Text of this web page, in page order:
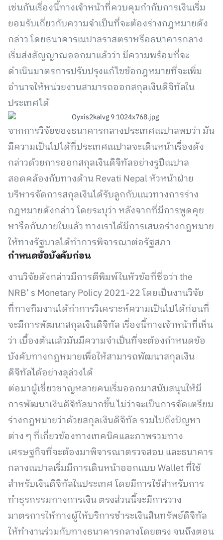
เช่นกันเรื่องนี้ทางเจ้าหน้าที่ควบคุมกำกับการเงินเริ่ม
ยอมรับเกี่ยวกับความจำเป็นที่จะต้องร่างกฎหมายดัง
กล่าว โดยธนาคารเนปาลราสตราหรือธนาคารกลาง
เริ่มส่งสัญญาณออกมาแล้วว่า มีความพร้อมที่จะ
ดำเนินมาตรการปรับปรุงแก้ไขข้อกฎหมายที่จะเพิ่ม
อำนาจให้หน่วยงานสามารถออกสกุลเงินดิจิทัลใน
ประเทศได้
จากการวิจัยของธนาคารกลางประเทศเนปาลพบว่า มัน
มีความเป็นไปได้ที่ประเทศเนปาลจะเดินหน้าเรื่องดัง
กล่าวด้วยการออกสกุลเงินดิจิทัลอย่างรูปีเนปาล
สอดคล้องกับทางด้าน Revati Nepal หัวหน้าฝ่าย
บริหารจัดการสกุลเงินได้รับลูกกับแนวทางการร่าง
กฎหมายดังกล่าว โดยระบุว่า หลังจากที่มีการพูดคุย
หารือกันภายในแล้ว ทางเราได้มีการเสนอร่างกฎหมาย
ให้ทางรัฐบาลได้ทำการพิจารณาต่อรัฐสภา
กำหนดข้อบังคับก่อน
งานวิจัยดังกล่าวมีการตีพิมพ์ในหัวข้อที่ชื่อว่า the
NRB’ s Monetary Policy 2021-22 โดยเป็นงานวิจัย
ที่ทางทีมงานได้ทำการวิเคราะห์ความเป็นไปได้ก่อนที่
จะมีการพัฒนาสกุลเงินดิจิทัล เรื่องนี้ทางเจ้าหน้าที่เห็น
ว่า เบื้องต้นแล้วมันมีความจำเป็นที่จะต้องกำหนดข้อ
บังคับทางกฎหมายเพื่อให้สามารถพัฒนาสกุลเงิน
ดิจิทัลได้อย่างลุล่วงได้
ต่อมาผู้เชี่ยวชาญหลายคนเริ่มออกมาสนับสนุนให้มี
การพัฒนาเงินดิจิทัลมากขึ้น ไม่ว่าจะเป็นการจัดเตรียม
ร่างกฎหมายว่าด้วยสกุลเงินดิจิทัล รวมไปถึงปัญหา
ต่าง ๆ ที่เกี่ยวข้องทางเทคนิคและภาพรวมทาง
เศรษฐกิจที่จะต้องมาพิจารณาตรวจสอบ และธนาคาร
กลางเนปาลเริ่มมีการเดินหน้าออกแบบ Wallet ที่ใช้
สำหรับเงินดิจิทัลในประเทศ โดยมีการใช้สำหรับการ
ทำธุรกรรมทางการเงิน ตรงส่วนนี้จะมีการวาง
มาตรการให้ทางผู้ให้บริการชำระเงินสินทรัพย์ดิจิทัล
ให้ทำงานร่วมกับทางธนาคารกลางโดยตรง จนถึงตอน